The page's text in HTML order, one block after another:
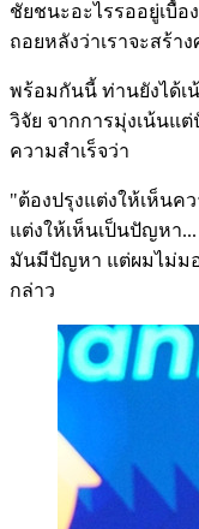
ชัยชนะอะไรรออยู่เบื้อ
ถอยหลังว่าเราจะสร้า
พร้อมกันนี้ ท่านยังได้เ
วิจัย จากการมุ่งเน้นแ
ความสำเร็จว่า
"ต้องปรุงแต่งให้เห็นค
แต่งให้เห็นเป็นปัญหา
มันมีปัญหา แต่ผมไม่ม
กล่าว